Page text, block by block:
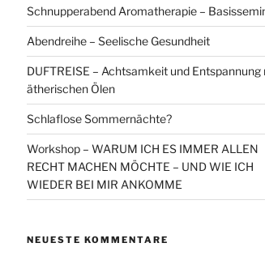
Schnupperabend Aromatherapie –
Abendreihe – Seelische Gesundheit
DUFTREISE – Achtsamkeit und Entspannung
ätherischen Ölen
Schlaflose Sommernächte?
Workshop – WARUM ICH ES IMMER ALLEN
RECHT MACHEN MÖCHTE – UND WIE ICH
WIEDER BEI MIR ANKOMME
NEUESTE KOMMENTARE